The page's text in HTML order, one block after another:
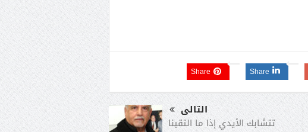
Share
Share
التالى
تتشابك الأيدي إذا ما التقينا